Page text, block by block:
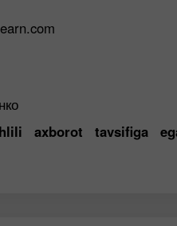
axborot tavsifiga